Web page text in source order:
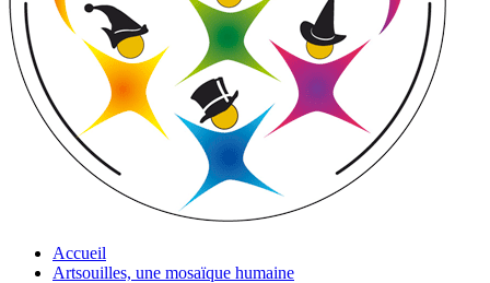
Accueil
Artsouilles, une mosaïque humaine